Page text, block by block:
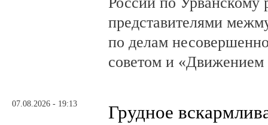
представителями
по делам
советом и
07.08.2026 - 19:13
Грудное